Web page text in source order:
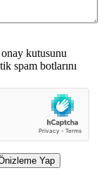
kutusunu
spam botlarını